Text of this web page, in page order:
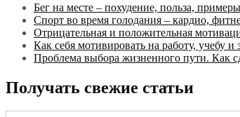
Бег на месте – похудение, польза,
Спорт во время голодания – кардио,
Отрицательная и положительная
Как себя мотивировать на работу, учебу и
Проблема выбора жизненного пути. Как
Получать свежие статьи